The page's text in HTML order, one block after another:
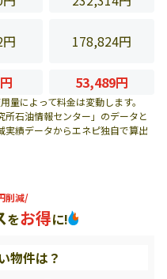
178,824円
53,489円
によって料金は変動します。
石油情報センター」のデータと
実績データからエネピ独自で算出
削減/
をお得に!
物件は？